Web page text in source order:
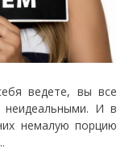
ведете, вы все
неидеальными. И в
немалую порцию